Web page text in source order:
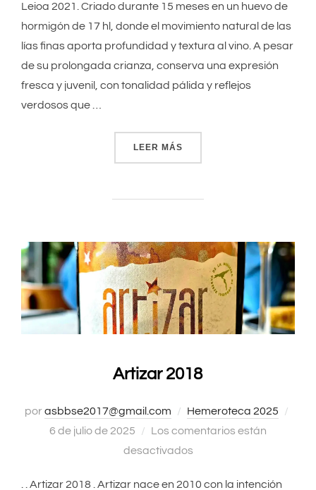
Leioa 2021. Criado durante 15 meses en un huevo de
hormigón de 17 hl, donde el movimiento natural de las
lías finas aporta profundidad y textura al vino. A pesar
de su prolongada crianza, conserva una expresión
fresca y juvenil, con tonalidad pálida y reflejos
verdosos que …
LEER MÁS
Artizar 2018
porasbbse2017@gmail.com Hemeroteca 2025
6 de julio de 2025
Los comentarios están
desactivados
. . Artizar 2018 . Artizar nace en 2010 con la intención